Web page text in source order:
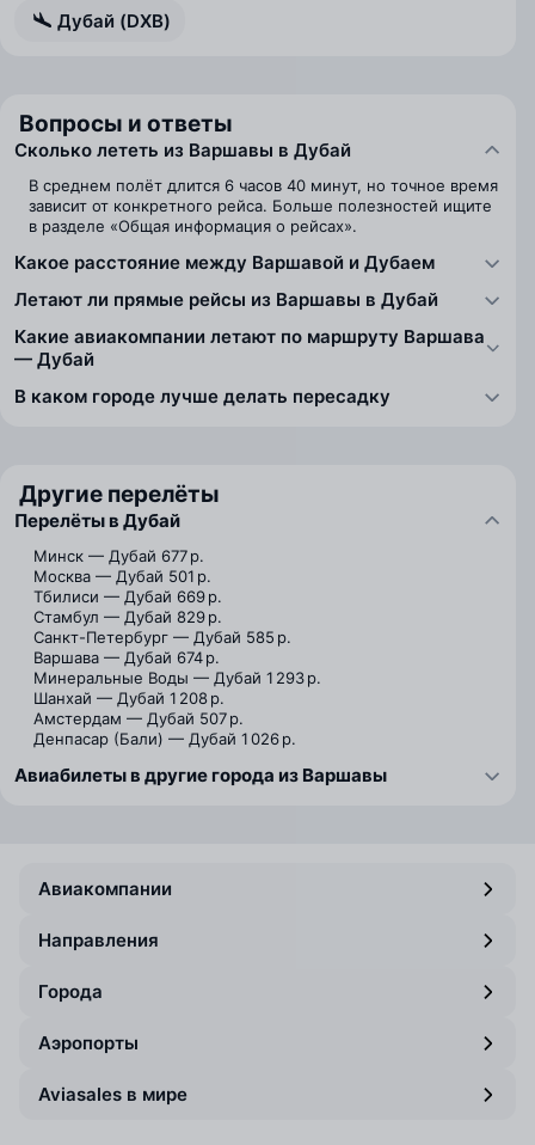
Дубай (DXB)
Вопросы и ответы
Сколько лететь из Варшавы в Дубай
В среднем полёт длится 6 часов 40 минут, но точное время
зависит от конкретного рейса. Больше полезностей ищите
в разделе «Общая информация о рейсах».
Какое расстояние между Варшавой и Дубаем
Летают ли прямые рейсы из Варшавы в Дубай
Какие авиакомпании летают по маршруту Варшава
— Дубай
В каком городе лучше делать пересадку
Другие перелёты
Перелёты в Дубай
Минск — Дубай 677 р.
Москва — Дубай 501 р.
Тбилиси — Дубай 669 р.
Стамбул — Дубай 829 р.
Санкт-Петербург — Дубай 585 р.
Варшава — Дубай 674 р.
Минеральные Воды — Дубай 1 293 р.
Шанхай — Дубай 1 208 р.
Амстердам — Дубай 507 р.
Денпасар (Бали) — Дубай 1 026 р.
Авиабилеты в другие города из Варшавы
Авиакомпании
Направления
Города
Аэропорты
Aviasales в мире